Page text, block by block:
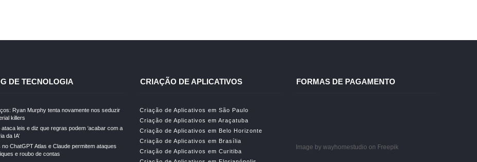
DE TECNOLOGIA
Ryan Murphy tenta novamente nos seduzir
killers
leis e diz que regras podem ‘acabar com a
da IA’
no ChatGPT Atlas e Claude permitem ataques
e roubo de contas
CRIAÇÃO DE APLICATIVOS
Criação de Aplicativos em São Paulo
Criação de Aplicativos em Araçatuba
Criação de Aplicativos em Belo Horizonte
Criação de Aplicativos em Brasília
Criação de Aplicativos em Curitiba
FORMAS DE PAGAMENTO
Image by wayhomestudio on Freepik